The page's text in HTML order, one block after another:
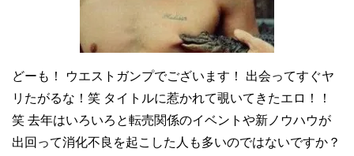
どーも！ ウエストガンプでございます！ 出会ってすぐヤ
リたがるな！笑 タイトルに惹かれて覗いてきたエロ！！
笑 去年はいろいろと転売関係のイベントや新ノウハウが
出回って消化不良を起こした人も多いのではないですか？